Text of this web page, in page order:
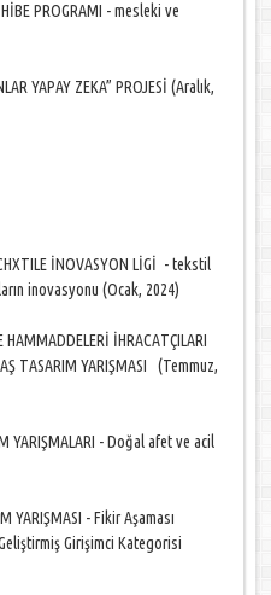
PROGRAMI - mesleki ve
YAPAY ZEKA” PROJESİ (Aralık,
İNOVASYON LİGİ - tekstil
inovasyonu (Ocak, 2024)
İHRACATÇILARI
TASARIM YARIŞMASI (Temmuz,
YARIŞMALARI - Doğal afet ve acil
YARIŞMASI - Fikir Aşaması
Girişimci Kategorisi